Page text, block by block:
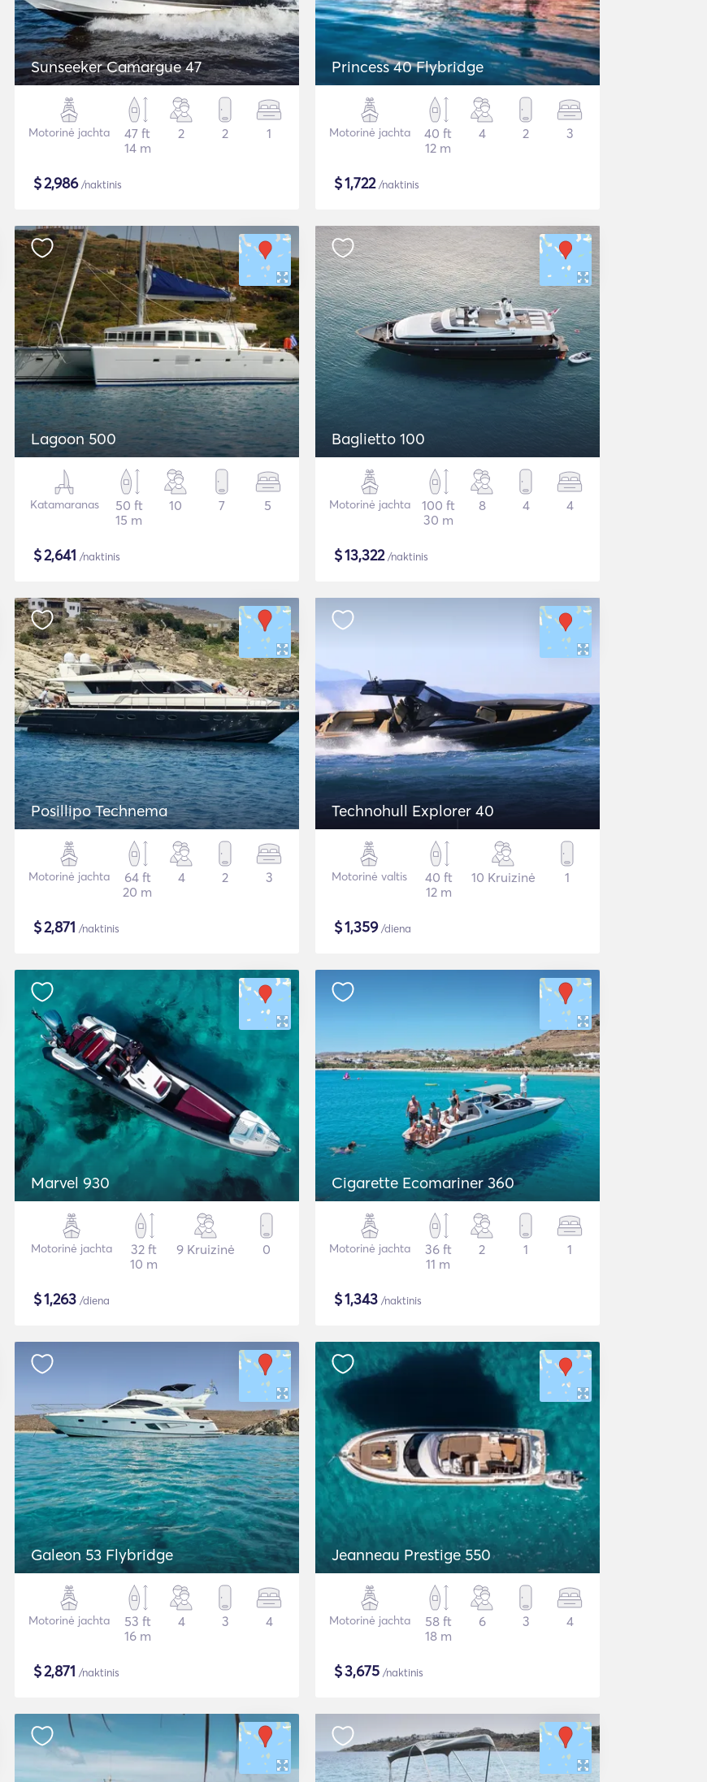
Sunseeker Camargue 47
Motorinė jachta
47 ft
14 m
2 2 1
$2,986/naktinis
Princess 40 Flybridge
Motorinė jachta
40 ft
12 m
4 2 3
$1,722/naktinis
Lagoon 500
Katamaranas
50 ft
15 m
10 7 5
$2,641 /naktinis
Baglietto 100
Motorinė jachta
100 ft
30 m
8 4 4
$13,322/naktinis
Posillipo Technema
Motorinė jachta
64 ft
20 m
4 2 3
$2,871 /naktinis
Technohull Explorer 40
Motorinė valtis
40 ft
12 m
10 Kruizinė 1
$1,359/diena
Marvel 930
Motorinė jachta
32 ft
10 m
9 Kruizinė 0
$1,263 /diena
Cigarette Ecomariner 360
Motorinė jachta
36 ft
11 m
2 1 1
$1,343 /naktinis
Galeon 53 Flybridge
Motorinė jachta
53 ft
16 m
4 3 4
$2,871 /naktinis
Jeanneau Prestige 550
Motorinė jachta
58 ft
18 m
6 3 4
$3,675 /naktinis